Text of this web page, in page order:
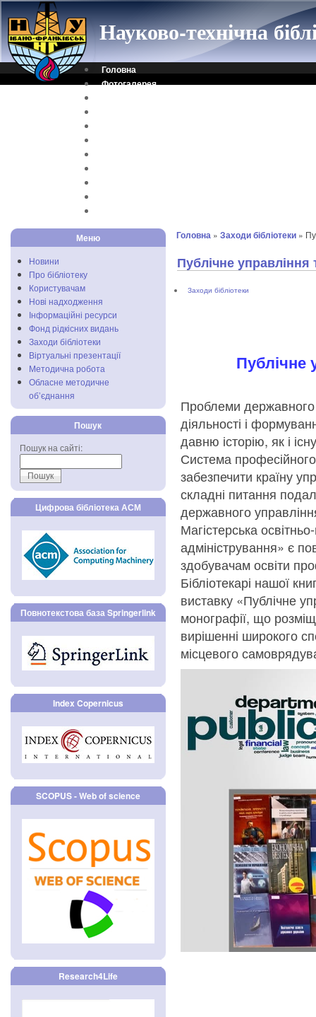
Науково-технічна
Головна
Фотогалерея
Меню
Новини
Про бібліотеку
Користувачам
Нові надходження
Інформаційні ресурси
Фонд рідкісних видань
Заходи бібліотеки
Віртуальні презентації
Методична робота
Обласне методичне
об’єднання
Пошук
Пошук на сайті:
Цифрова бібліотека АСМ
Повнотекстова база Springerlink
Index Copernicus
SCOPUS - Web of science
Research4Life
Головна » Заходи бібліотеки »
Публічне управління
Заходи бібліотеки
Публічне
Проблеми державного
діяльності і
давню історію, як і
Система
забезпечити країну
складні питання
державного
Магістерська
адміністрування» є
здобувачам освіти
Бібліотекарі нашої
виставку «Публічне
монографії, що
вирішенні широкого
місцевого